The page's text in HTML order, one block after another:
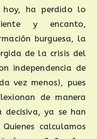
ha perdido lo
y encanto,
burguesa, la
de la crisis del
independencia de
vez menos), pues
de manera
decisiva, ya se han
calculamos